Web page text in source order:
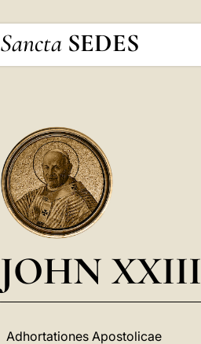
Sancta SEDES
JOHN XXIII
Adhortationes Apostolicae